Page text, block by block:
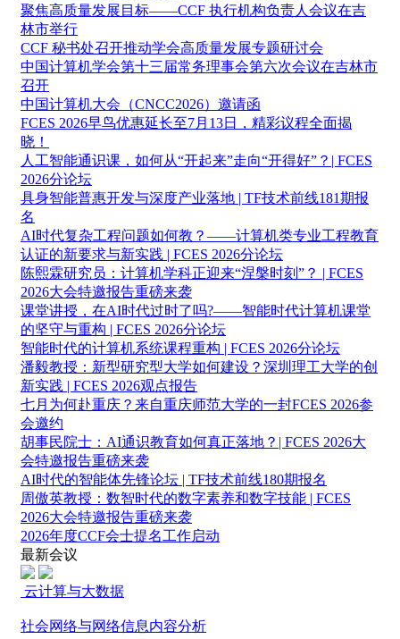
聚焦高质量发展目标——CCF 执行机构负责人会议在吉
林市举行
CCF 秘书处召开推动学会高质量发展专题研讨会
中国计算机学会第十三届常务理事会第六次会议在吉林市
召开
中国计算机大会（CNCC2026）邀请函
FCES 2026早鸟优惠延长至7月13日，精彩议程全面揭
晓！
人工智能通识课，如何从“开起来”走向“开得好”？| FCES
2026分论坛
具身智能普惠开发与深度产业落地 | TF技术前线181期报
名
AI时代复杂工程问题如何教？——计算机类专业工程教育
认证的新要求与新实践 | FCES 2026分论坛
陈熙霖研究员：计算机学科正迎来“涅槃时刻”？ | FCES
2026大会特邀报告重磅来袭
课堂讲授，在AI时代过时了吗?——智能时代计算机课堂
的坚守与重构 | FCES 2026分论坛
智能时代的计算机系统课程重构 | FCES 2026分论坛
潘毅教授：新型研究型大学如何建设？深圳理工大学的创
新实践 | FCES 2026观点报告
七月为何赴重庆？来自重庆师范大学的一封FCES 2026参
会邀约
胡事民院士：AI通识教育如何真正落地？| FCES 2026大
会特邀报告重磅来袭
AI时代的智能体先锋论坛 | TF技术前线180期报名
周傲英教授：数智时代的数字素养和数字技能 | FCES
2026大会特邀报告重磅来袭
2026年度CCF会士提名工作启动
最新会议
云计算与大数据
社会网络与网络信息内容分析